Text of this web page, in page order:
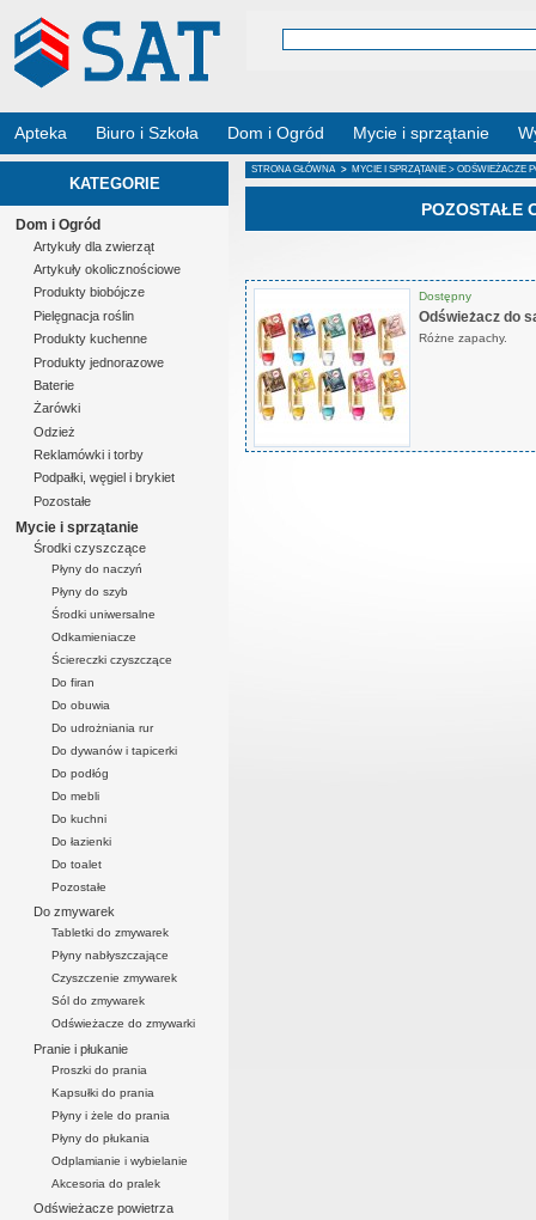
Apteka Biuro i Szkoła Dom i Ogród Mycie i sprzątanie
KATEGORIE
Dom i Ogród
Artykuły dla zwierząt
Artykuły okolicznościowe
Produkty biobójcze
Pielęgnacja roślin
Produkty kuchenne
Produkty jednorazowe
Baterie
Żarówki
Odzież
Reklamówki i torby
Podpałki, węgiel i brykiet
Pozostałe
Mycie i sprzątanie
Środki czyszczące
Płyny do naczyń
Płyny do szyb
Środki uniwersalne
Odkamieniacze
Ściereczki czyszczące
Do firan
Do obuwia
Do udrożniania rur
Do dywanów i tapicerki
Do podłóg
Do mebli
Do kuchni
Do łazienki
Do toalet
Pozostałe
Do zmywarek
Tabletki do zmywarek
Płyny nabłyszczające
Czyszczenie zmywarek
Sól do zmywarek
Odświeżacze do zmywarki
Pranie i płukanie
Proszki do prania
Kapsułki do prania
Płyny i żele do prania
Płyny do płukania
Odplamianie i wybielanie
Akcesoria do pralek
Odświeżacze powietrza
STRONA GŁÓWNA > MYCIE I SPRZĄTANIE >ODŚWIEŻACZE
POZOSTAŁE
Dostępny
Odświeżacz do
Różne zapachy.